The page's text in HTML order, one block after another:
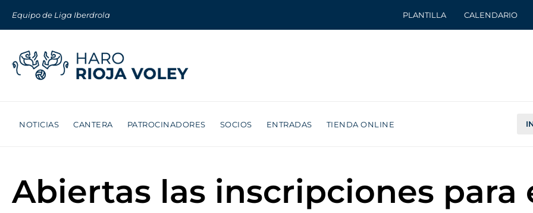
Equipo de Liga Iberdrola PLANTILLA CALENDARIO
NOTICIAS CANTERA PATROCINADORES SOCIOS ENTRADAS TIENDA ONLINE
Abiertas las inscripciones para